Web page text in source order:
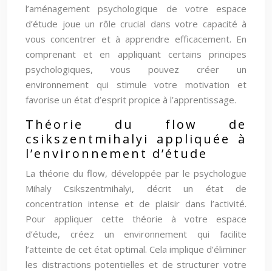
l’aménagement psychologique de votre espace
d’étude joue un rôle crucial dans votre capacité à
vous concentrer et à apprendre efficacement. En
comprenant et en appliquant certains principes
psychologiques, vous pouvez créer un
environnement qui stimule votre motivation et
favorise un état d’esprit propice à l’apprentissage.
Théorie du flow de
csikszentmihalyi appliquée à
l’environnement d’étude
La théorie du flow, développée par le psychologue
Mihaly Csikszentmihalyi, décrit un état de
concentration intense et de plaisir dans l’activité.
Pour appliquer cette théorie à votre espace
d’étude, créez un environnement qui facilite
l’atteinte de cet état optimal. Cela implique d’éliminer
les distractions potentielles et de structurer votre